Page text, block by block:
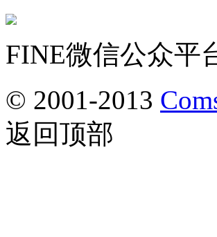
FINE微信公众平
© 2001-2013
返回顶部